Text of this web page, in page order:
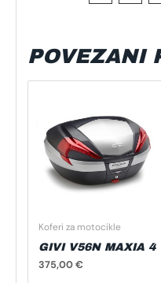
POVEZANI
Koferi za motocikle
GIVI V56N MAXIA 4
375,00€